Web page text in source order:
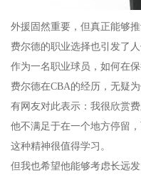
外援固然重要，但真正能够
费尔德的职业选择也引发了
作为一名职业球员，如何在
费尔德在CBA的经历，无疑
有网友对此表示：我很欣赏
他不满足于在一个地方停留
这种精神很值得学习。
但我也希望他能够考虑长远